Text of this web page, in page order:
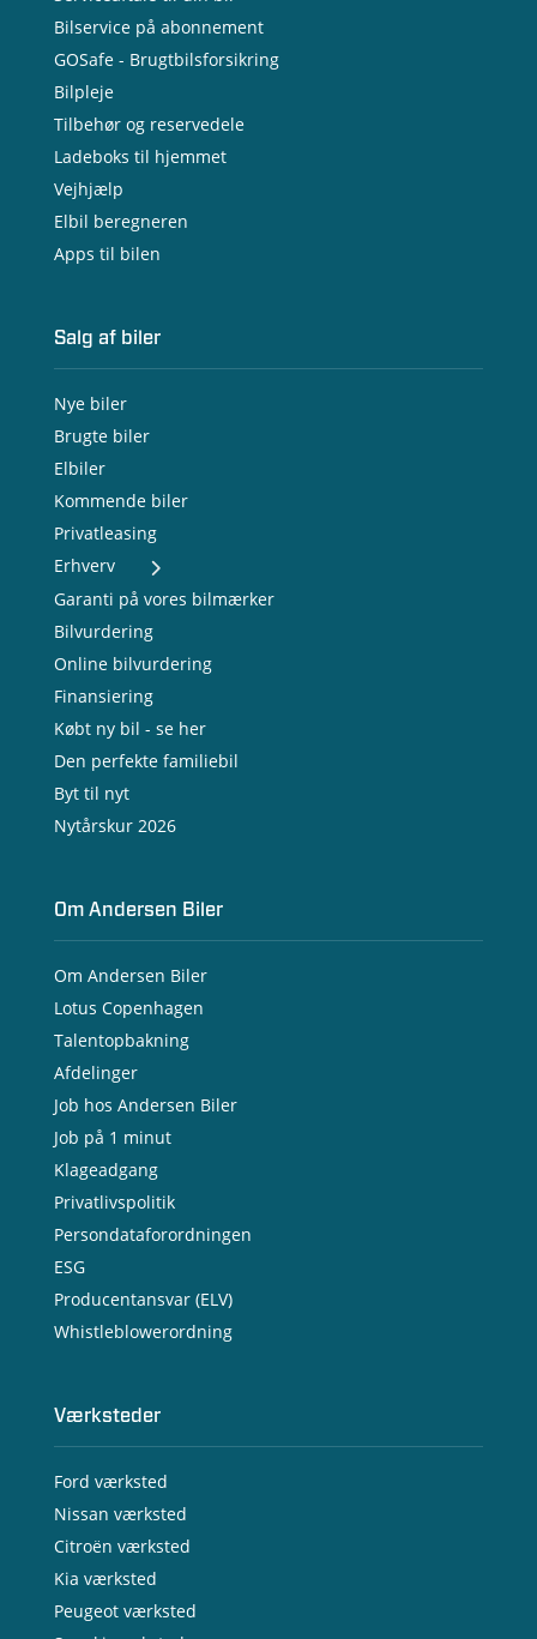
Bilservice på abonnement
GOSafe - Brugtbilsforsikring
Bilpleje
Tilbehør og reservedele
Ladeboks til hjemmet
Vejhjælp
Elbil beregneren
Apps til bilen
Salg af biler
Nye biler
Brugte biler
Elbiler
Kommende biler
Privatleasing
Erhverv
- Nye varebiler
- Brugte varebiler
- Erhvervsleasing
- Testkørsel
- Serviceaftale
- Opladning
Garanti på vores bilmærker
Bilvurdering
Online bilvurdering
Finansiering
Købt ny bil - se her
Den perfekte familiebil
Byt til nyt
Nytårskur 2026
Om Andersen Biler
Om Andersen Biler
Lotus Copenhagen
Talentopbakning
Afdelinger
Job hos Andersen Biler
Job på 1 minut
Klageadgang
Privatlivspolitik
Persondataforordningen
ESG
Producentansvar (ELV)
Whistleblowerordning
Værksteder
Ford værksted
Nissan værksted
Citroën værksted
Kia værksted
Peugeot værksted